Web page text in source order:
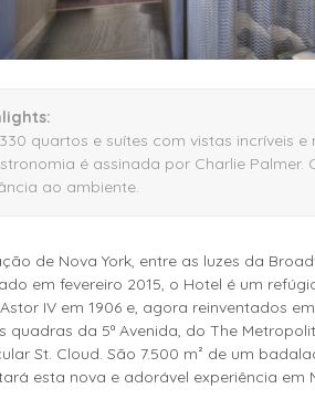
quartos e suítes com vistas incríveis
é assinada por Charlie
ao ambiente.
de Nova York, entre as luzes da
em fevereiro 2015, o Hotel é um
IV em 1906 e, agora reinventados
quadras da 5ª Avenida, do The
St. Cloud. São 7.500 m² de um
esta nova e adorável experiência em